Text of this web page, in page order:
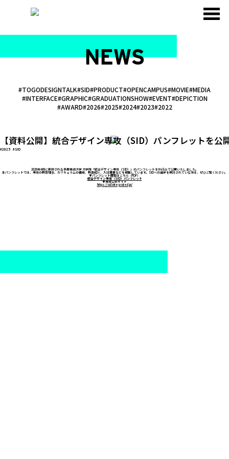
NEWS
#TOGODESIGNTALK#SID#PRODUCT#OPENCAMPUS#MOVIE#MEDIA
#INTERFACE#GRAPHIC#GRADUATIONSHOW#EVENT#DEPICTION
#AWARD#2026#2025#2024#2023#2022
【資料公開】統合デザイン専攻（SID）パンフレットを公
#2025 #SID
2026年4月に新設される多摩美術大学 大学院「統合デザイン専攻（SID）」のパンフレットをWeb上で公開いたしました。
本パンフレットでは、専攻の教育理念、カリキュラムの構成、教員紹介、入試概要などを掲載しています。SIDへの進学を検討されている方は、ぜひご覧ください。
▼パンフレット閲覧はこちら（PDF）
統合デザイン専攻（SID）パンフレット
▼専攻公式サイト
https://sid.integrated.jp/